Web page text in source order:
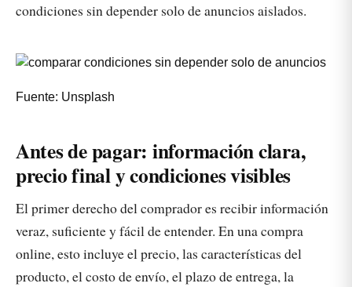
condiciones sin depender solo de anuncios aislados.
Fuente: Unsplash
Antes de pagar: información clara,
precio final y condiciones visibles
El primer derecho del comprador es recibir información
veraz, suficiente y fácil de entender. En una compra
online, esto incluye el precio, las características del
producto, el costo de envío, el plazo de entrega, la